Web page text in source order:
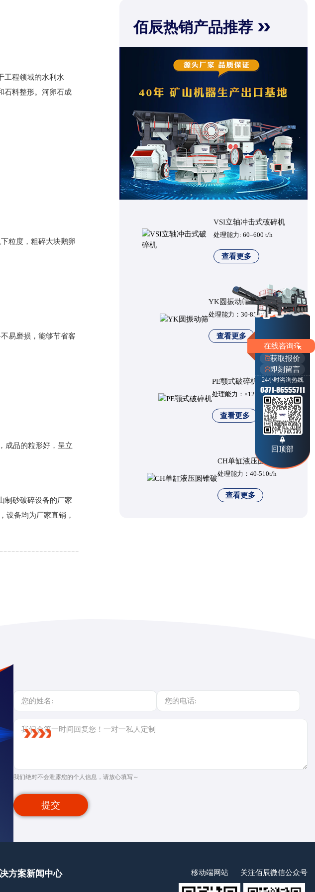
工程领域的水利水
石料整形。河卵石成
粒度，粗碎大块鹅卵
易磨损，能够节省客
成品的粒形好，呈立
制砂破碎设备的厂家
设备均为厂家直销，
佰辰热销产品推荐
VSI立轴冲击式破碎机
处理能力: 60–600 t/h
查看更多
YK圆振动筛
处理能力：30-850t/h
查看更多
PE颚式破碎机
处理能力：≤1200t/h
查看更多
CH单缸液压圆锥破
处理能力：40-510t/h
查看更多
我们绝对不会泄露您的个人信息，请放心填写～
提交
方案新闻中心 移动端网站 关注佰辰微信公众号
在线咨询
获取报价
即刻留言
24小时咨询热线
0371-86555711
回顶部